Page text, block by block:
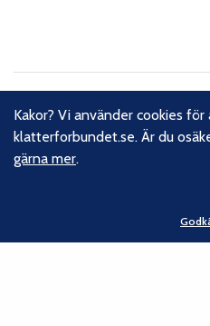
Om oss
Svenska Klätterförbundet
för din talan, oavsett om du är
vårt hållbarhetsarbete.
Kakor? Vi använder cookies
klatterforbundet.se. Är du
gärna mer.